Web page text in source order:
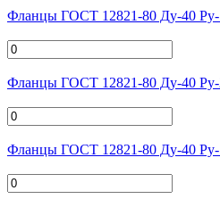
Фланцы ГОСТ 12821-80 Ду-40 Ру-
Фланцы ГОСТ 12821-80 Ду-40 Ру-
Фланцы ГОСТ 12821-80 Ду-40 Ру-